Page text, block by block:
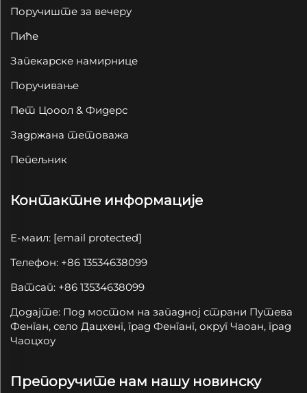
Поручиште за вечеру
Пиће
Запекарске намирнице
Поручивање
Пет Цооол & Фидерс
Задржана тетоважа
Пепељник
Контактне информације
Е-маил: [email protected]
Телефон: +86 13534638099
Ватсап: +86 13534638099
Додајте: Под мостом на западној страни Путева
Фенган, село Дацхенг, град Фенганг, округ Чаоан, град
Чаоцхоу
Препоручите нам нашу новинску